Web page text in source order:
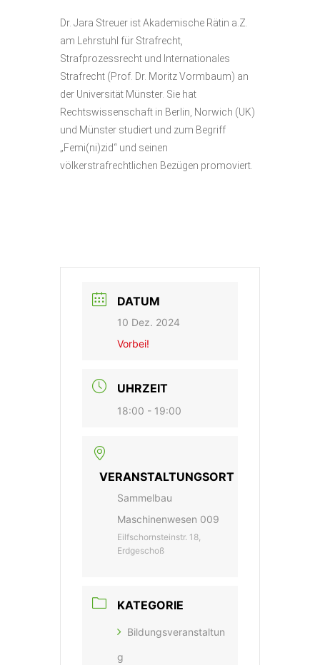
Dr. Jara Streuer ist Akademische Rätin a.Z.
am Lehrstuhl für Strafrecht,
Strafprozessrecht und Internationales
Strafrecht (Prof. Dr. Moritz Vormbaum) an
der Universität Münster. Sie hat
Rechtswissenschaft in Berlin, Norwich (UK)
und Münster studiert und zum Begriff
„Femi(ni)zid“ und seinen
völkerstrafrechtlichen Bezügen promoviert.
DATUM
10 Dez. 2024
Vorbei!
UHRZEIT
18:00 - 19:00
VERANSTALTUNGSORT
Sammelbau
Maschinenwesen 009
Eilfschornsteinstr. 18,
Erdgeschoß
KATEGORIE
Bildungsveranstaltun
g